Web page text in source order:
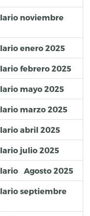
noviembre
enero 2025
febrero 2025
mayo 2025
marzo 2025
abril 2025
julio 2025
Agosto 2025
septiembre